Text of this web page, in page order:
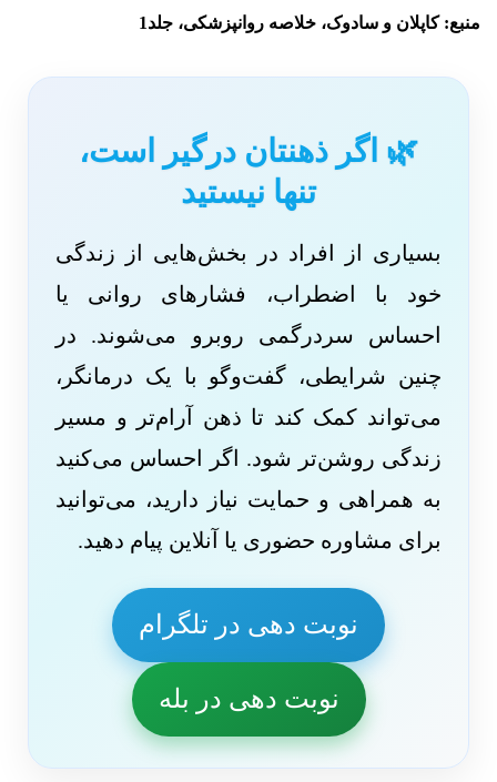
منبع: کاپلان و سادوک، خلاصه روانپزشکی، جلد1
🌿 اگر ذهنتان درگیر است،
تنها نیستید
بسیاری از افراد در بخش‌هایی از زندگی
خود با اضطراب، فشارهای روانی یا
احساس سردرگمی روبرو می‌شوند. در
چنین شرایطی، گفت‌وگو با یک درمانگر،
می‌تواند کمک کند تا ذهن آرام‌تر و مسیر
زندگی روشن‌تر شود. اگر احساس می‌کنید
به همراهی و حمایت نیاز دارید، می‌توانید
برای مشاوره حضوری یا آنلاین پیام دهید.
نوبت دهی در تلگرام
نوبت دهی در بله